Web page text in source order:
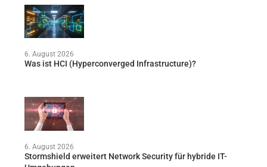
6. August 2026
Was ist HCI (Hyperconverged Infrastructure)?
6. August 2026
Stormshield erweitert Network Security für hybride IT-